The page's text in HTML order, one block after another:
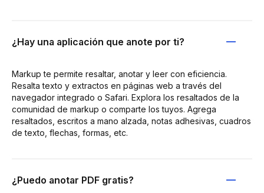
¿Hay una aplicación que anote por ti?
Markup te permite resaltar, anotar y leer con eficiencia.
Resalta texto y extractos en páginas web a través del
navegador integrado o Safari. Explora los resaltados de la
comunidad de markup o comparte los tuyos. Agrega
resaltados, escritos a mano alzada, notas adhesivas, cuadros
de texto, flechas, formas, etc.
¿Puedo anotar PDF gratis?